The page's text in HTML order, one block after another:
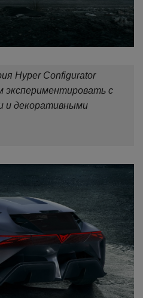
Hyper Configurator
экспериментировать с
и декоративными